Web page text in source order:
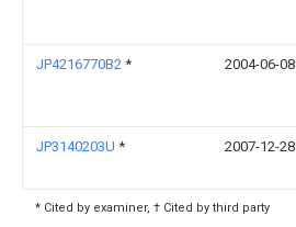
JP4216770B2 * 2004-06-08
JP3140203U * 2007-12-28
* Cited by examiner, † Cited by third party